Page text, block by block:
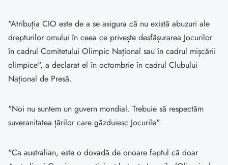
"Atribuția CIO este de a se asigura că nu există abuzuri ale
drepturilor omului în ceea ce privește desfășurarea Jocurilor
în cadrul Comitetului Olimpic Național sau în cadrul mișcării
olimpice", a declarat el în octombrie în cadrul Clubului
Național de Presă.
"Noi nu suntem un guvern mondial. Trebuie să respectăm
suveranitatea țărilor care găzduiesc Jocurile".
"Ca australian, este o dovadă de onoare faptul că doar